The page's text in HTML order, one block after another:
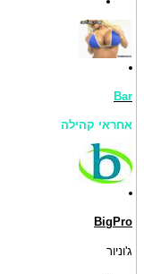
Bar
אחראי קהילה
BigPro
ג'וניור